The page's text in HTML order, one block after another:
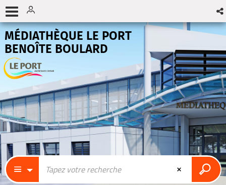
MÉDIATHÈQUE LE PORT
BENOÎTE BOULARD